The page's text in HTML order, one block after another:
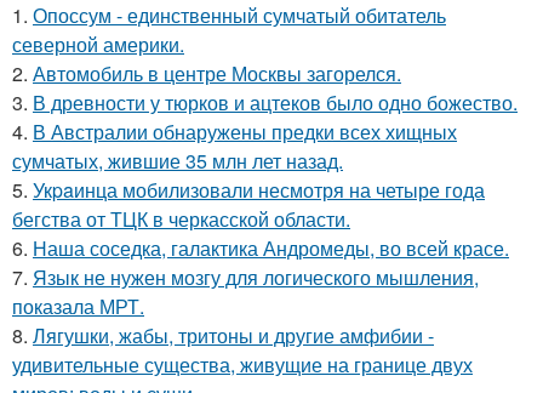
1. Опоссум - единственный сумчатый обитатель
северной америки.
2. Автомобиль в центре Москвы загорелся.
3. В древности у тюрков и ацтеков было одно божество.
4. В Австралии обнаружены предки всех хищных
сумчатых, жившие 35 млн лет назад.
5. Укpaинца мобилизовали несмотря на четыре года
бегства от ТЦК в черкасской области.
6. Наша соседка, галактика Андромеды, во всей красе.
7. Язык не нужен мозгу для логического мышления,
показала МРТ.
8. Лягушки, жабы, тритоны и другие амфибии -
удивительные существа, живущие на границе двух